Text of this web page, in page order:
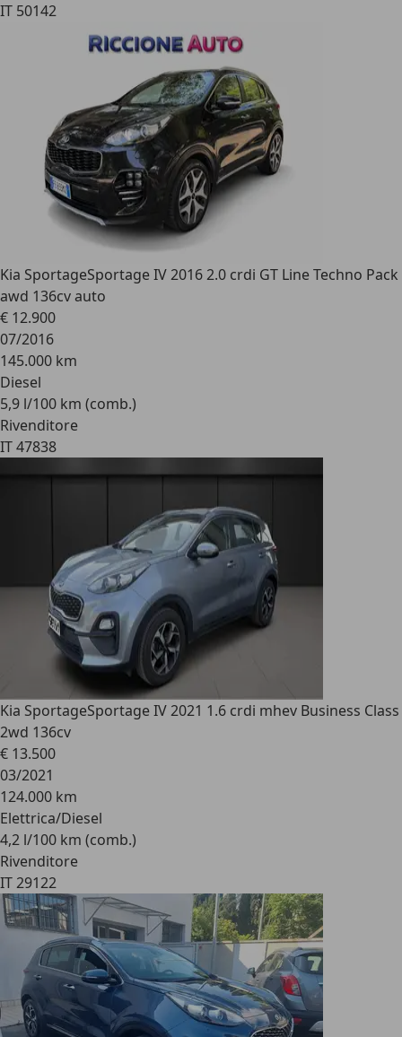
IT 50142
Kia SportageSportage IV 2016 2.0 crdi GT Line Techno Pack
awd 136cv auto
€ 12.900
07/2016
145.000 km
Diesel
5,9 l/100 km (comb.)
Rivenditore
IT 47838
Kia SportageSportage IV 2021 1.6 crdi mhev Business Class
2wd 136cv
€ 13.500
03/2021
124.000 km
Elettrica/Diesel
4,2 l/100 km (comb.)
Rivenditore
IT 29122